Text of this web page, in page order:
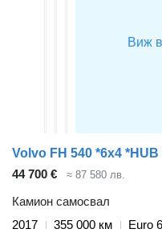
44 700 € ≈ 87 580 лв.
Камион самосвал
2017
355 000 км
Euro 6